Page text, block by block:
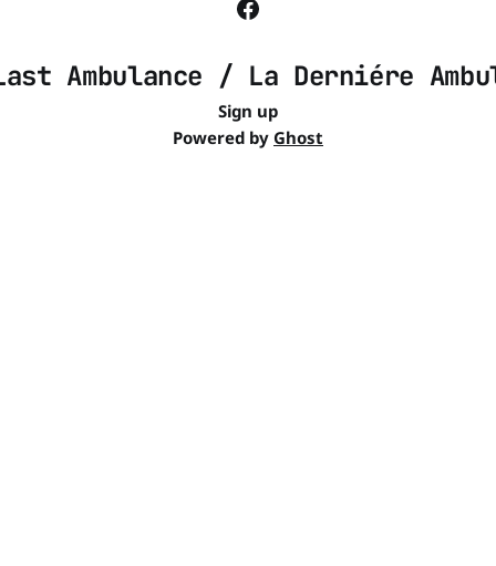
Ambulance / La Derniére
Sign up
Powered by Ghost